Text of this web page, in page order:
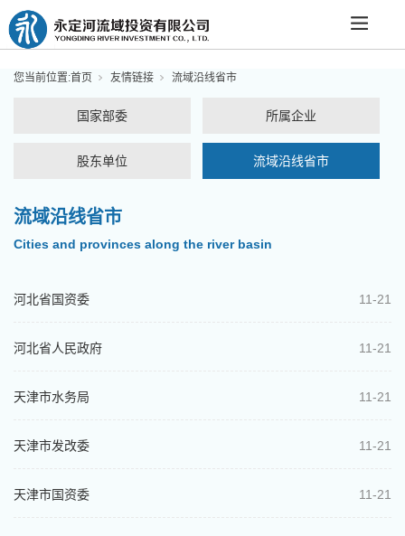
您当前位置:首页 友情链接 流域沿线省市
国家部委 所属企业
股东单位 流域沿线省市
流域沿线省市
Cities and provinces along the river basin
河北省国资委 11-21
河北省人民政府 11-21
天津市水务局 11-21
天津市发改委 11-21
天津市国资委 11-21